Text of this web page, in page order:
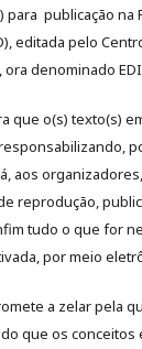
para publicação na
editada pelo
ora denominado
que o(s) texto(s)
aos
reprodução,
tudo o que for
por meio
a zelar pela
que os conceitos